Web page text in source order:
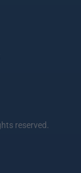
reserved.